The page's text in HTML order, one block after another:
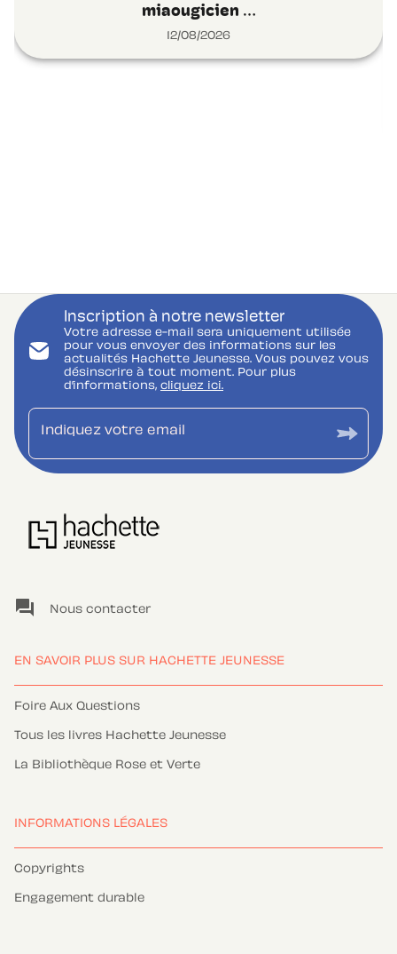
miaougicien …
12/08/2026
Inscription à notre newsletter
Votre adresse e-mail sera uniquement utilisée
pour vous envoyer des informations sur les
actualités Hachette Jeunesse. Vous pouvez vous
désinscrire à tout moment. Pour plus
d’informations, cliquez ici.
Indiquez votre email
question_answer Nous contacter
EN SAVOIR PLUS SUR HACHETTE JEUNESSE
Foire Aux Questions
Tous les livres Hachette Jeunesse
La Bibliothèque Rose et Verte
INFORMATIONS LÉGALES
Copyrights
Engagement durable